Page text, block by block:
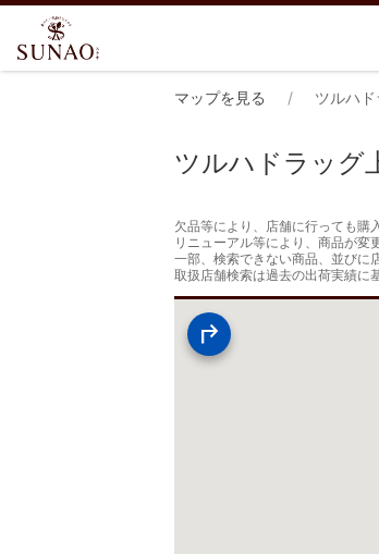
マップを見る ツルハ
ツルハドラッグ
欠品等により、店舗に行っても購
リニューアル等により、商品が変
一部、検索できない商品、並びに
取扱店舗検索は過去の出荷実績に